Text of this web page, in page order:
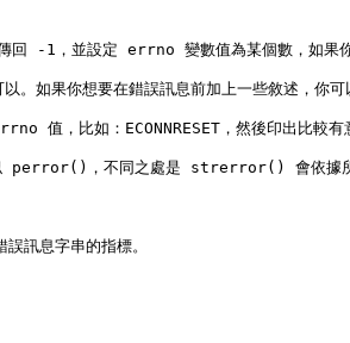
回 -1，並設定 errno 變數值為某個數，如果你
如果你想要在錯誤訊息前加上一些敘述，你
值，比如：ECONNRESET，然後印出
，不同之處是 strerror() 會依據所給的
息字串的指標。